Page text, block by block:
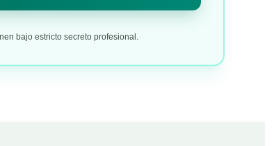
bajo estricto secreto profesional.